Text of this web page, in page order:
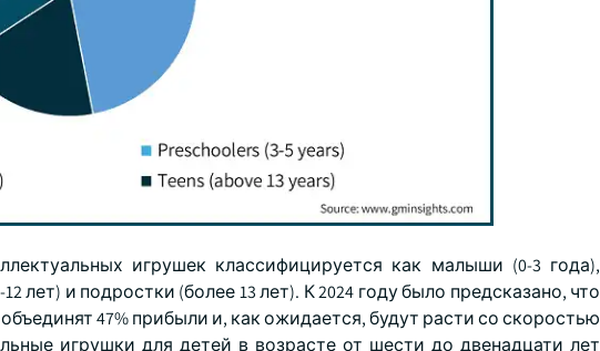
игрушек классифицируется как малыши (0-3 года),
лет) и подростки (более 13 лет). К 2024 году было предсказано, что
47% прибыли и, как ожидается, будут расти со скоростью
игрушки для детей в возрасте от шести до двенадцати лет